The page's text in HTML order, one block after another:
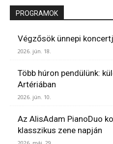
PROGRAMOK
Végzősök ünnepi
2026. jún. 18.
Több húron pendülünk:
Artériában
2026. jún. 10.
Az AlisAdam PianoDuo
klasszikus zene napján